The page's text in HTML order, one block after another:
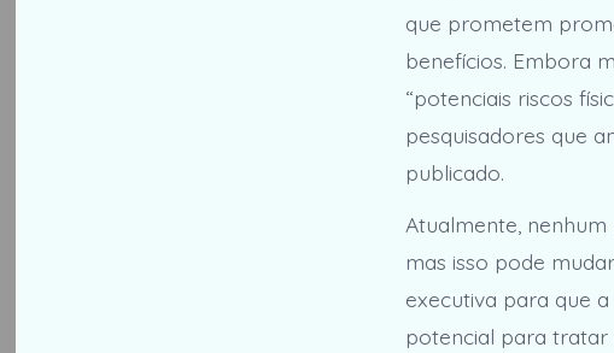
que prometem
benefícios. Embora
“potenciais riscos
pesquisadores que
publicado.
Atualmente,
mas isso pode
executiva para que
potencial para